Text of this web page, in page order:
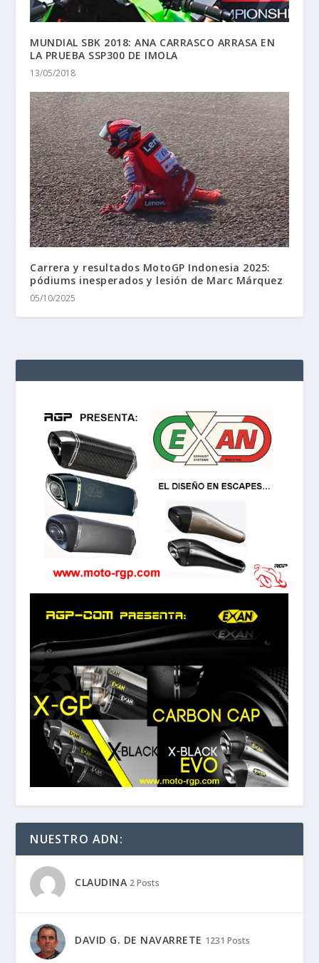
MUNDIAL SBK 2018: ANA CARRASCO ARRASA EN
LA PRUEBA SSP300 DE IMOLA
13/05/2018
Carrera y resultados MotoGP Indonesia 2025:
pódiums inesperados y lesión de Marc Márquez
05/10/2025
NUESTRO ADN:
CLAUDINA 2 Posts
DAVID G. DE NAVARRETE 1231 Posts